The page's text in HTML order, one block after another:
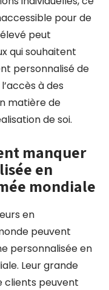
pour de
peut
qui souhaitent
personnalisé de
à des
matière de
de soi.
manquer
en
mondiale
en
peuvent
personnalisée en
Leur grande
clients peuvent